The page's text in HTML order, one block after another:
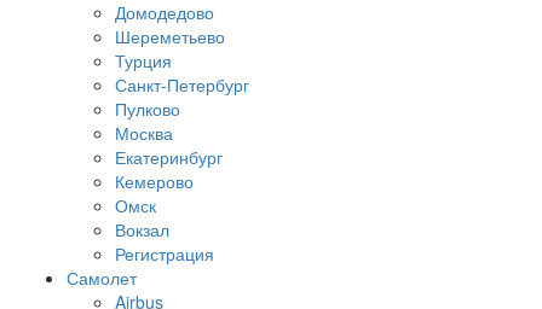
Домодедово
Шереметьево
Турция
Санкт-Петербург
Пулково
Москва
Екатеринбург
Кемерово
Омск
Вокзал
Регистрация
Самолет
Airbus